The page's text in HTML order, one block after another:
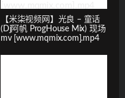
【米柒视频网】光良 – 童话
(Dj阿帆 ProgHouse Mix) 现场
mv [www.mqmix.com].mp4